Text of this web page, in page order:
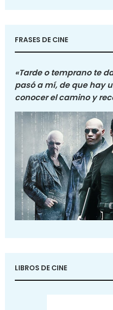
FRASES DE CINE
«Tarde o temprano te
pasó a mí, de que hay
conocer el camino y
LIBROS DE CINE